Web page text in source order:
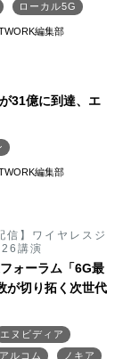
ローカル5G
編集部
31億に到達、エ
編集部
信】ワイヤレスジ
講演
ォーラム「6G最
が切り拓く次世代
エヌビディア
ルコム
ノキア